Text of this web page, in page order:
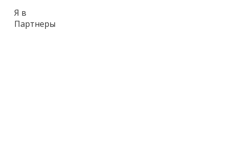
Я в
Партнеры